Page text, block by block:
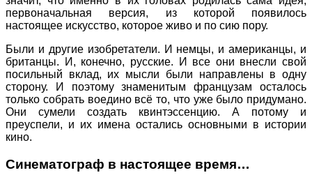
первоначальная версия, из которой появилось
настоящее искусство, которое живо и по сию пору.
Были и другие изобретатели. И немцы, и американцы, и
британцы. И, конечно, русские. И все они внесли свой
посильный вклад, их мысли были направлены в одну
сторону. И поэтому знаменитым французам осталось
только собрать воедино всё то, что уже было придумано.
Они сумели создать квинтэссенцию. А потому и
преуспели, и их имена остались основными в истории
кино.
Синематограф в настоящее время…